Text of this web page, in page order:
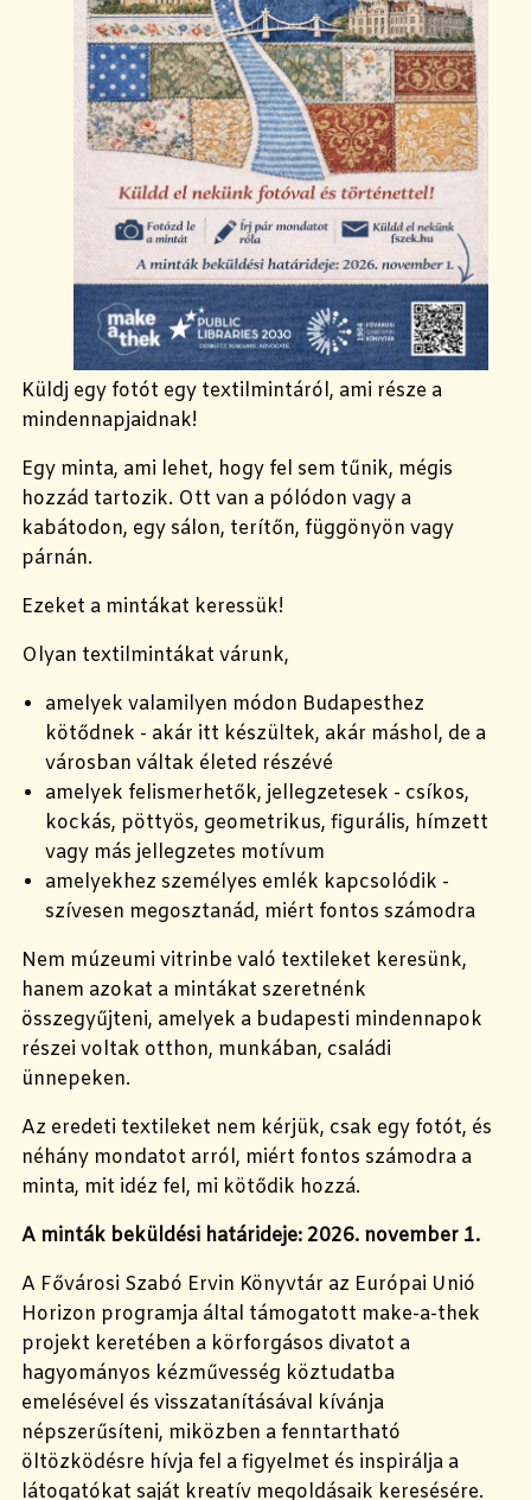
Küldj egy fotót egy textilmintáról, ami része a
mindennapjaidnak!
Egy minta, ami lehet, hogy fel sem tűnik, mégis
hozzád tartozik. Ott van a pólódon vagy a
kabátodon, egy sálon, terítőn, függönyön vagy
párnán.
Ezeket a mintákat keressük!
Olyan textilmintákat várunk,
amelyek valamilyen módon Budapesthez
kötődnek - akár itt készültek, akár máshol, de a
városban váltak életed részévé
amelyek felismerhetők, jellegzetesek - csíkos,
kockás, pöttyös, geometrikus, figurális, hímzett
vagy más jellegzetes motívum
amelyekhez személyes emlék kapcsolódik -
szívesen megosztanád, miért fontos számodra
Nem múzeumi vitrinbe való textileket keresünk,
hanem azokat a mintákat szeretnénk
összegyűjteni, amelyek a budapesti mindennapok
részei voltak otthon, munkában, családi
ünnepeken.
Az eredeti textileket nem kérjük, csak egy fotót, és
néhány mondatot arról, miért fontos számodra a
minta, mit idéz fel, mi kötődik hozzá.
A minták beküldési határideje: 2026. november 1.
A Fővárosi Szabó Ervin Könyvtár az Európai Unió
Horizon programja által támogatott make-a-thek
projekt keretében a körforgásos divatot a
hagyományos kézművesség köztudatba
emelésével és visszatanításával kívánja
népszerűsíteni, miközben a fenntartható
öltözködésre hívja fel a figyelmet és inspirálja a
látogatókat saját kreatív megoldásaik keresésére.